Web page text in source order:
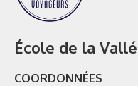
École de la
COORDONNÉES